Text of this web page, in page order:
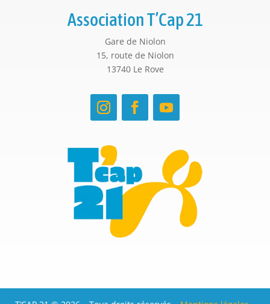
Association T’Cap 21
Gare de Niolon
15, route de Niolon
13740 Le Rove